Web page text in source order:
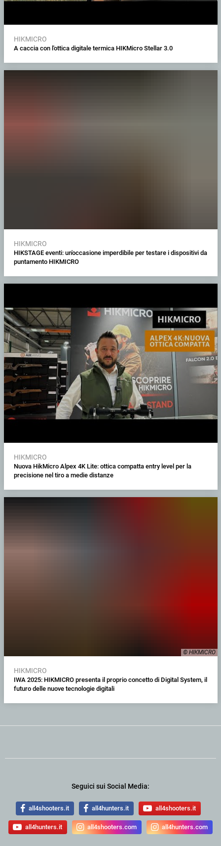
HIKMICRO
A caccia con l'ottica digitale termica HIKMicro Stellar 3.0
HIKMICRO
HIKSTAGE eventi: un'occasione imperdibile per testare i dispositivi da
puntamento HIKMICRO
HIKMICRO
Nuova HikMicro Alpex 4K Lite: ottica compatta entry level per la
precisione nel tiro a medie distanze
© HIKMICRO
HIKMICRO
IWA 2025: HIKMICRO presenta il proprio concetto di Digital System, il
futuro delle nuove tecnologie digitali
Seguici sui Social Media:
all4shooters.it all4hunters.it all4shooters.it
all4hunters.it all4shooters.com all4hunters.com